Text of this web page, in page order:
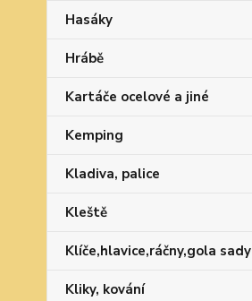
Hasáky
Hrábě
Kartáče ocelové a jiné
Kemping
Kladiva, palice
Kleště
Klíče,hlavice,ráčny,gola sady
Kliky, kování